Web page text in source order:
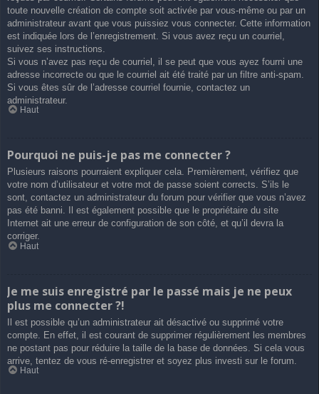
toute nouvelle création de compte soit activée par vous-même ou par un
administrateur avant que vous puissiez vous connecter. Cette information
est indiquée lors de l’enregistrement. Si vous avez reçu un courriel,
suivez ses instructions.
Si vous n’avez pas reçu de courriel, il se peut que vous ayez fourni une
adresse incorrecte ou que le courriel ait été traité par un filtre anti-spam.
Si vous êtes sûr de l’adresse courriel fournie, contactez un
administrateur.
Haut
Pourquoi ne puis-je pas me connecter ?
Plusieurs raisons pourraient expliquer cela. Premièrement, vérifiez que
votre nom d’utilisateur et votre mot de passe soient corrects. S’ils le
sont, contactez un administrateur du forum pour vérifier que vous n’avez
pas été banni. Il est également possible que le propriétaire du site
Internet ait une erreur de configuration de son côté, et qu’il devra la
corriger.
Haut
Je me suis enregistré par le passé mais je ne peux
plus me connecter ?!
Il est possible qu’un administrateur ait désactivé ou supprimé votre
compte. En effet, il est courant de supprimer régulièrement les membres
ne postant pas pour réduire la taille de la base de données. Si cela vous
arrive, tentez de vous ré-enregistrer et soyez plus investi sur le forum.
Haut